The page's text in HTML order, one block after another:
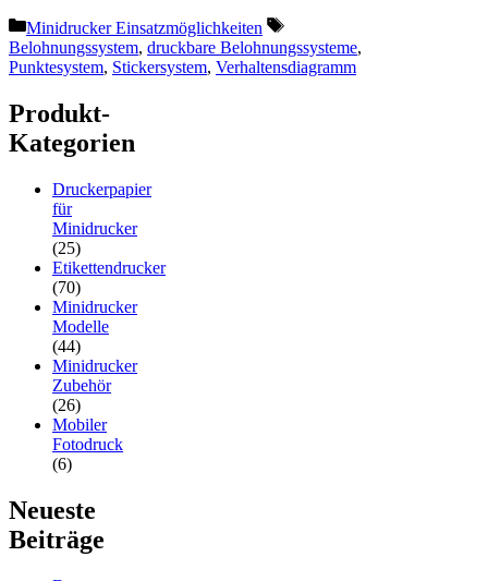
Kategorien
Minidrucker Einsatzmöglichkeiten
Schlagwörter
Belohnungssystem, druckbare Belohnungssysteme,
Punktesystem, Stickersystem, Verhaltensdiagramm
Produkt-
Kategorien
Druckerpapier
für
Minidrucker
(25)
Etikettendrucker
(70)
Minidrucker
Modelle
(44)
Minidrucker
Zubehör
(26)
Mobiler
Fotodruck
(6)
Neueste
Beiträge